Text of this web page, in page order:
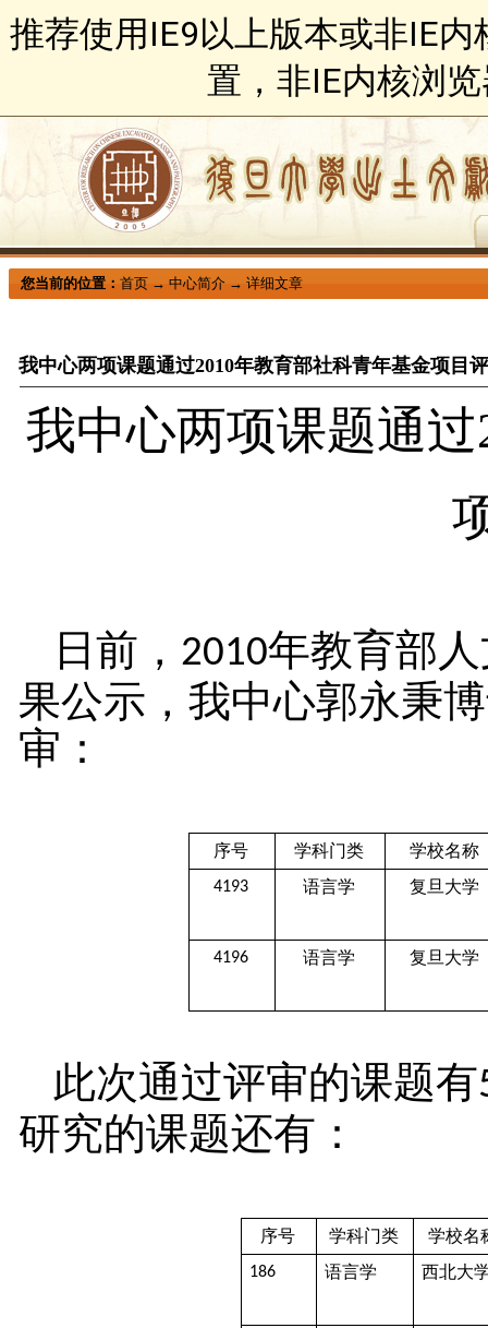
推荐使用IE9以上版本或非IE
置，非IE内核浏
您当前的位置：首页 →中心简介 →详细文章
我中心两项课题通过2010年教育部社科青年基金项目
我中心两项课题通
日前， 2010年教育部
果公示，我中心郭永秉
审：
序号 学科门类 学校名称
4193 语言学 复旦大学
4196 语言学 复旦大学
此次通过评审的课题有
研究的课题还有：
序号 学科门类 学校名
186 语言学 西北大